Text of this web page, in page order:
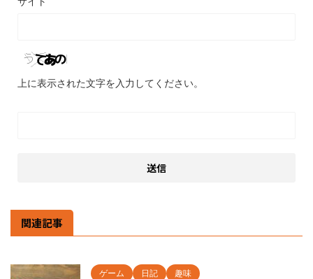
上に表示された文字を入力してください。
関連記事
ゲーム 日記 趣味